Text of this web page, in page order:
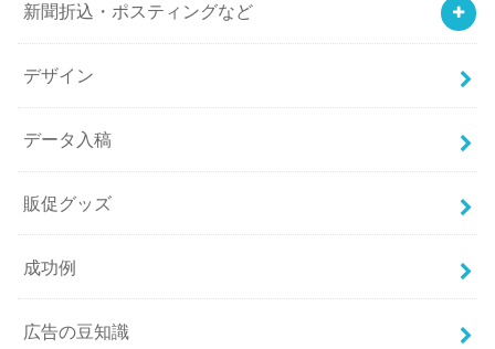
新聞折込・ポスティングなど
デザイン
データ入稿
販促グッズ
成功例
広告の豆知識